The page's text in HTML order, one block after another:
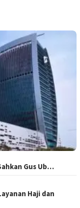
Gus Ub…
Haji dan